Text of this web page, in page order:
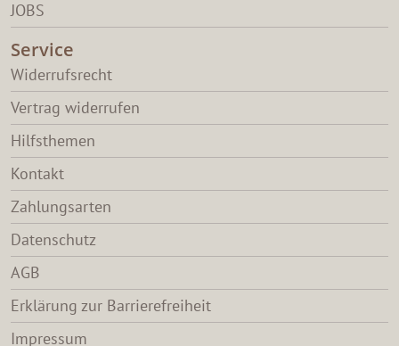
JOBS
Service
Widerrufsrecht
Vertrag widerrufen
Hilfsthemen
Kontakt
Zahlungsarten
Datenschutz
AGB
Erklärung zur Barrierefreiheit
Impressum